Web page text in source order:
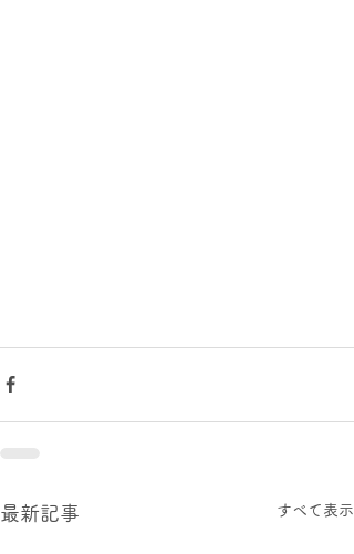
最新記事 すべて表示